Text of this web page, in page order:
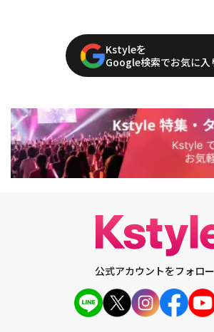
Kstyleを
Google検索でお気に入
公式アカウントをフォロー